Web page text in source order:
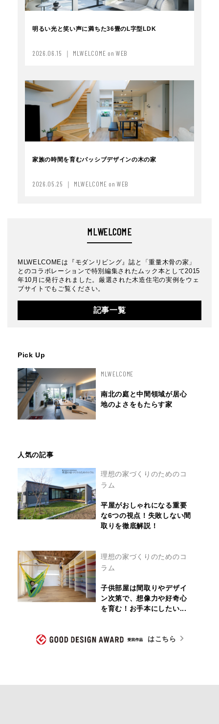
明るい光と笑い声に満ちた36畳のL字型LDK
2026.06.15 ｜ MLWELCOME on WEB
家族の時間を育むパッシブデザインの木の家
2026.05.25 ｜ MLWELCOME on WEB
MLWELCOME
MLWELCOMEは『モダンリビング』誌と「重量木骨の家」
とのコラボレーションで特別編集されたムック本として2015
年10月に発行されました。厳選された木造住宅の実例をウェ
ブサイトでもご覧ください。
記事一覧
Pick Up
MLWELCOME
南北の庭と中間領域が居心
地のよさをもたらす家
人気の記事
理想の家づくりのためのコ
ラム
平屋がおしゃれになる重要
な6つの視点！失敗しない間
取りを徹底解説！
理想の家づくりのためのコ
ラム
子供部屋は間取りやデザイ
ン次第で、想像力や好奇心
を育む！お手本にしたい...
はこちら